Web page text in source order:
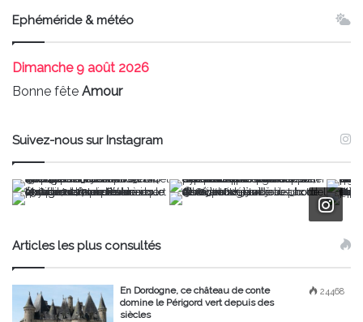
Ephéméride & météo
Dimanche9 août 2026
Bonne fête Amour
Suivez-nous sur Instagram
Articles les plus consultés
24468
En Dordogne, ce château de conte
domine le Périgord vert depuis des
siècles